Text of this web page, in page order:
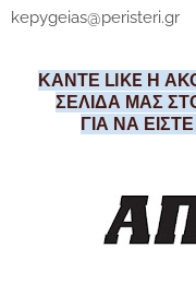
kepygeias@peristeri.gr
ΚΑΝΤΕ LIKE Η
ΣΕΛΙΔΑ ΜΑΣ
ΓΙΑ ΝΑ